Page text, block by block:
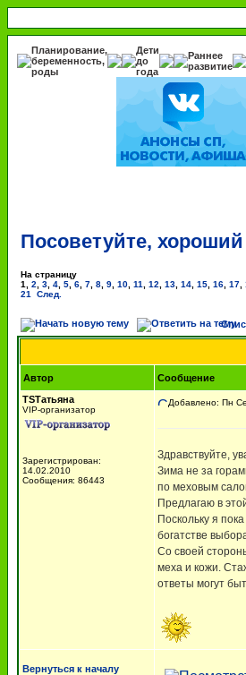
Планирование,
беременность,
роды
Дети
до
года
Раннее
развитие
Посоветуйте,
На страницу
1
2 3 4 5 6 7 8 9 10 11 12 13 14 15 16 17
21
След.
Автор
Сообщение
TSТатьяна
VIP-организатор
Зарегистрирован:
14.02.2010
Сообщения: 86443
Добавлено: Пн
Здравствуйте,
Зима не за
по меховым
Предлагаю в
Поскольку я
богатстве
Со своей
меха и кожи.
ответы могут
Вернуться к началу